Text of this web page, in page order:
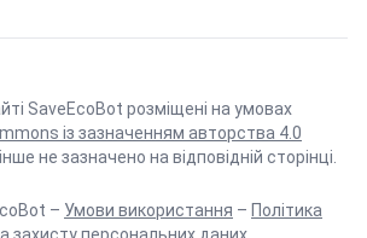
SaveEcoBot розміщені на умовах
із зазначенням авторства 4.0
не зазначено на відповідній сторінці.
– Умови використання – Політика